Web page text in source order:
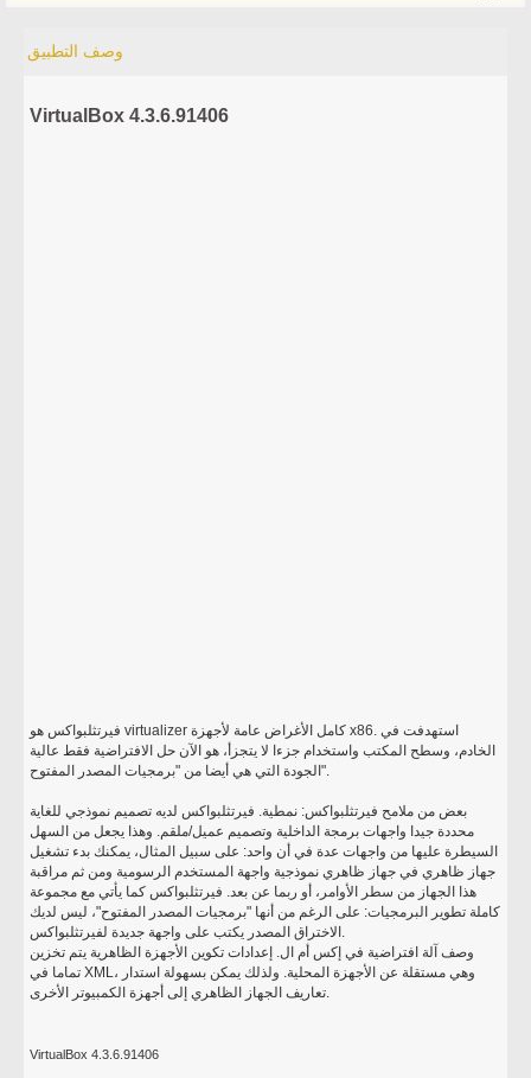
وصف التطبيق
VirtualBox 4.3.6.91406
فيرتثلبواكس هو virtualizer كامل الأغراض عامة لأجهزة x86. استهدفت في
الخادم، وسطح المكتب واستخدام جزءا لا يتجزأ، هو الآن حل الافتراضية فقط عالية
الجودة التي هي أيضا من "برمجيات المصدر المفتوح".
بعض من ملامح فيرتثلبواكس: نمطية. فيرتثلبواكس لديه تصميم نموذجي للغاية
محددة جيدا واجهات برمجة الداخلية وتصميم عميل/ملقم. وهذا يجعل من السهل
السيطرة عليها من واجهات عدة في أن واحد: على سبيل المثال، يمكنك بدء تشغيل
جهاز ظاهري في جهاز ظاهري نموذجية واجهة المستخدم الرسومية ومن ثم مراقبة
هذا الجهاز من سطر الأوامر، أو ربما عن بعد. فيرتثلبواكس كما يأتي مع مجموعة
كاملة تطوير البرمجيات: على الرغم من أنها "برمجيات المصدر المفتوح"، ليس لديك
الاختراق المصدر يكتب على واجهة جديدة لفيرتثلبواكس.
وصف آلة افتراضية في إكس أم ال. إعدادات تكوين الأجهزة الظاهرية يتم تخزين
تماما في XML، وهي مستقلة عن الأجهزة المحلية. ولذلك يمكن بسهولة استدار
تعاريف الجهاز الظاهري إلى أجهزة الكمبيوتر الأخرى.
VirtualBox 4.3.6.91406